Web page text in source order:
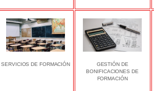
SERVICIOS DE FORMACIÓN
GESTIÓN DE
BONIFICACIONES DE
FORMACIÓN